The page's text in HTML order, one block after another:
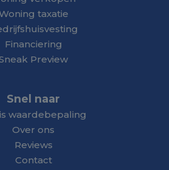
taxatie
Financiering
Preview
Snel naar
waardebepaling
Over ons
Reviews
Contact